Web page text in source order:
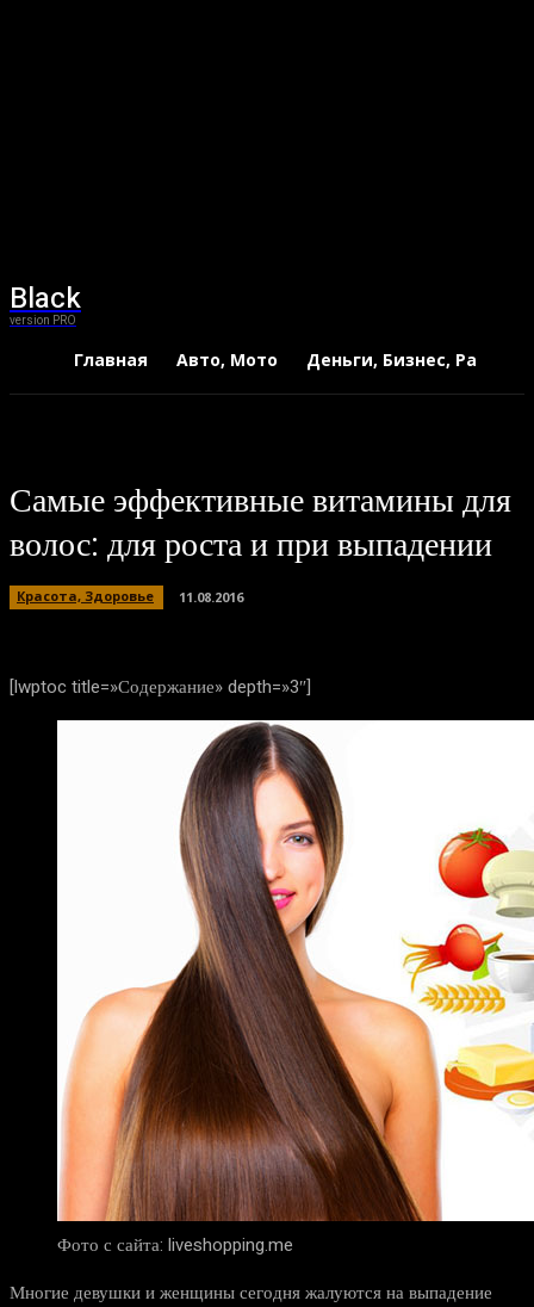
Black
version PRO
Главная Авто, Мото Деньги, Бизнес, Работа
Самые эффективные витамины для
волос: для роста и при выпадении
Красота, Здоровье 11.08.2016
[lwptoc title=»Содержание» depth=»3″]
Фото с сайта: liveshopping.me
Многие девушки и женщины сегодня жалуются на выпадение